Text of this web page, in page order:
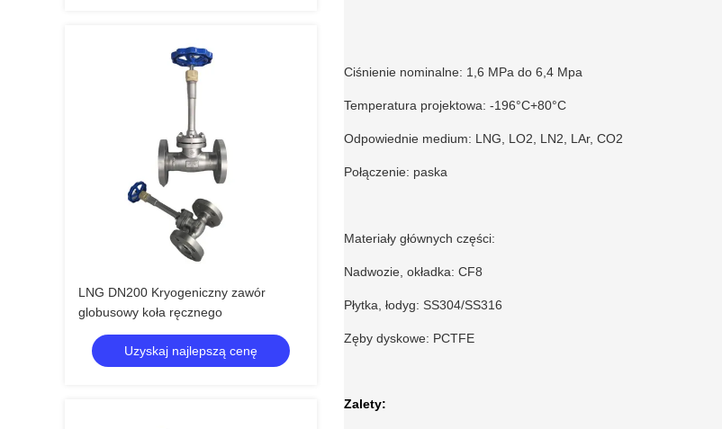
LNG DN200 Kryogeniczny zawór
globusowy koła ręcznego
Uzyskaj najlepszą cenę
Ciśnienie nominalne: 1,6 MPa do 6,4 Mpa
Temperatura projektowa: -196°C+80°C
Odpowiednie medium: LNG, LO2, LN2, LAr, CO2
Połączenie: paska
Materiały głównych części:
Nadwozie, okładka: CF8
Płytka, łodyg: SS304/SS316
Zęby dyskowe: PCTFE
Zalety: